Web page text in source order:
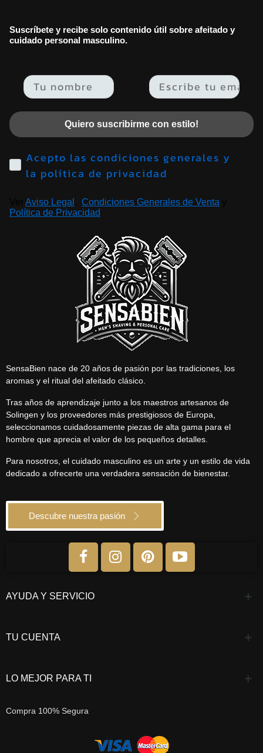
Suscríbete y recibe solo contenido útil sobre afeitado y
cuidado personal masculino.
Email
Quiero suscribirme con estilo!
Acepto las condiciones generales y
la política de privacidad
Aviso Legal Condiciones Generales de Venta
Política de Privacidad
SensaBien nace de 20 años de pasión por las tradiciones, los
aromas y el ritual del afeitado clásico.
Tras años de aprendizaje junto a los maestros artesanos de
Solingen y los proveedores más prestigiosos de Europa,
seleccionamos cuidadosamente piezas de alta gama para el
hombre que aprecia el valor de los pequeños detalles.
Para nosotros, el cuidado masculino es un arte y un estilo de vida
dedicado a ofrecerte una verdadera sensación de bienestar.
Descubre nuestra pasión
AYUDA Y SERVICIO
TU CUENTA
LO MEJOR PARA TI
Compra 100% Segura